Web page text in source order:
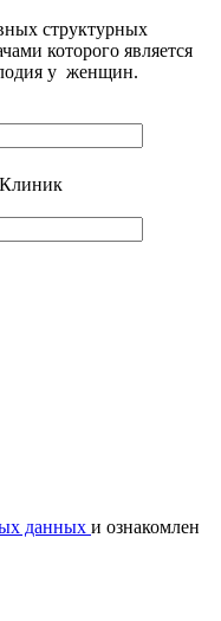
структурных
которого является
у женщин.
данных и ознакомлен